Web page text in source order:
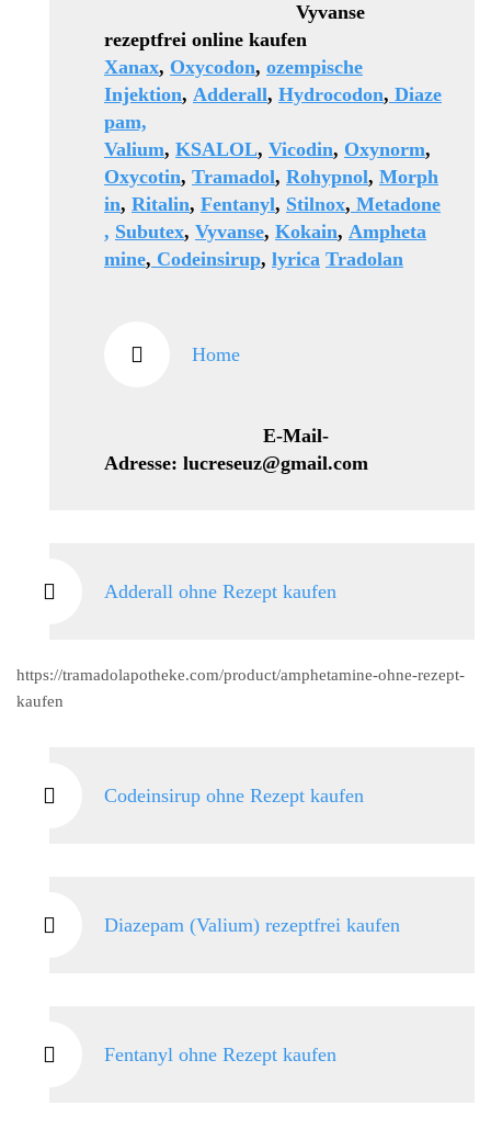
Vyvanse
rezeptfrei online kaufen
Xanax, Oxycodon, ozempische
Injektion, Adderall, Hydrocodon, Diaze
pam,
Valium, KSALOL, Vicodin, Oxynorm,
Oxycotin, Tramadol, Rohypnol, Morph
in, Ritalin, Fentanyl, Stilnox, Metadone
, Subutex, Vyvanse, Kokain, Ampheta
mine, Codeinsirup, lyrica Tradolan
Home
E-Mail-
Adresse: lucreseuz@gmail.com
Adderall ohne Rezept kaufen
https://tramadolapotheke.com/product/amphetamine-ohne-rezept-
kaufen
Codeinsirup ohne Rezept kaufen
Diazepam (Valium) rezeptfrei kaufen
Fentanyl ohne Rezept kaufen